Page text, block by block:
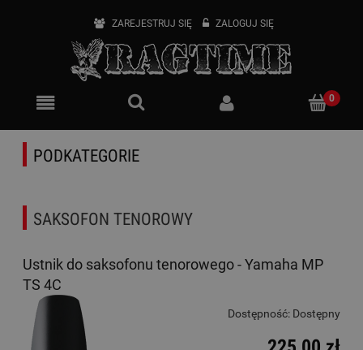
ZAREJESTRUJ SIĘ ZALOGUJ SIĘ
PODKATEGORIE
SAKSOFON TENOROWY
Ustnik do saksofonu tenorowego - Yamaha MP
TS 4C
Dostępność: Dostępny